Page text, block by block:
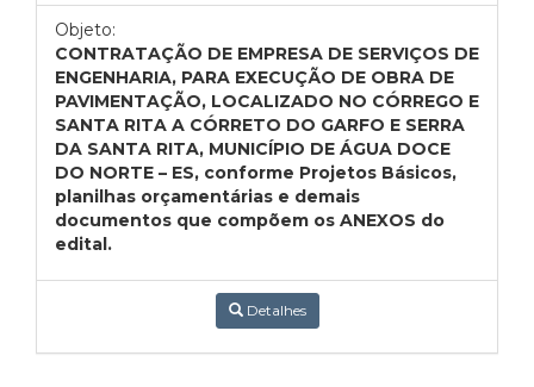
Objeto:
CONTRATAÇÃO DE EMPRESA DE SERVIÇOS DE
ENGENHARIA, PARA EXECUÇÃO DE OBRA DE
PAVIMENTAÇÃO, LOCALIZADO NO CÓRREGO E
SANTA RITA A CÓRRETO DO GARFO E SERRA
DA SANTA RITA, MUNICÍPIO DE ÁGUA DOCE
DO NORTE – ES, conforme Projetos Básicos,
planilhas orçamentárias e demais
documentos que compõem os ANEXOS do
edital.
Detalhes